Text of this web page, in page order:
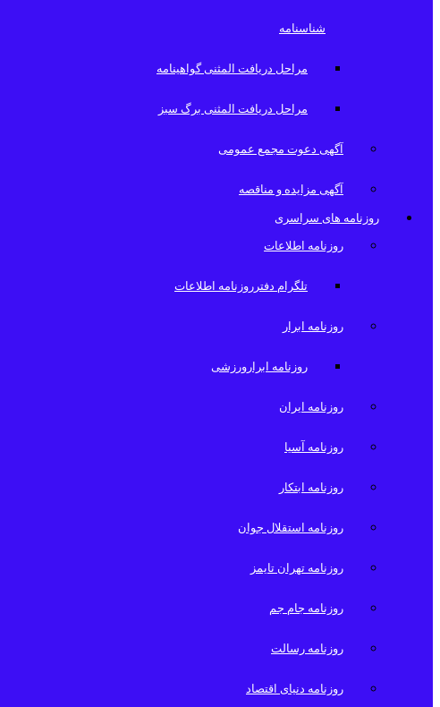
شناسنامه
مراحل دریافت المثنی گواهینامه
مراحل دریافت المثنی برگ سبز
آگهی دعوت مجمع عمومی
آگهی مزایده و مناقصه
روزنامه های سراسری
روزنامه اطلاعات
تلگرام دفترروزنامه اطلاعات
روزنامه ابرار
روزنامه ابرارورزشی
روزنامه ایران
روزنامه آسیا
روزنامه ابتکار
روزنامه استقلال جوان
روزنامه تهران تایمز
روزنامه جام جم
روزنامه رسالت
روزنامه دنیای اقتصاد